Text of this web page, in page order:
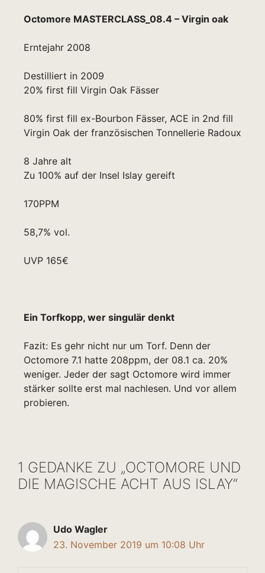
Octomore MASTERCLASS_08.4 – Virgin oak
Erntejahr 2008
Destilliert in 2009
20% first fill Virgin Oak Fässer
80% first fill ex-Bourbon Fässer, ACE in 2nd fill
Virgin Oak der französischen Tonnellerie Radoux
8 Jahre alt
Zu 100% auf der Insel Islay gereift
170PPM
58,7% vol.
UVP 165€
Ein Torfkopp, wer singulär denkt
Fazit: Es gehr nicht nur um Torf. Denn der
Octomore 7.1 hatte 208ppm, der 08.1 ca. 20%
weniger. Jeder der sagt Octomore wird immer
stärker sollte erst mal nachlesen. Und vor allem
probieren.
1 GEDANKE ZU „OCTOMORE UND
DIE MAGISCHE ACHT AUS ISLAY“
Udo Wagler
23. November 2019 um 10:08 Uhr